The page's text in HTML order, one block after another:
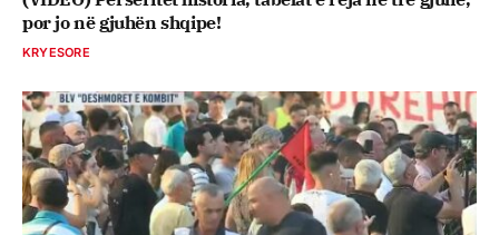
por jo në gjuhën shqipe!
KRYESORE